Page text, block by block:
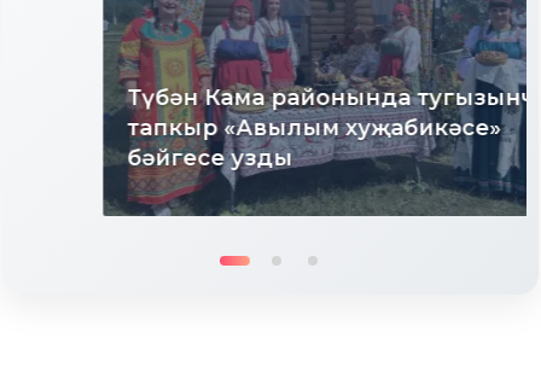
Түбән Кама районында тугызынчы
тапкыр «Авылым хуҗабикәсе»
бәйгесе узды